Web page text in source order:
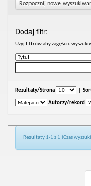
Rozpocznij nowe
Dodaj filtr:
Uzyj filtrów aby zagęścić
Rezultaty/Strona
Autorzy/rekord
Rezultaty 1-1 z 1 (Czas